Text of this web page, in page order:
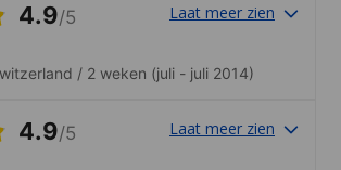
4.9/5 Laat meer zien
/ 2 weken (juli - juli 2014)
4.9/5 Laat meer zien